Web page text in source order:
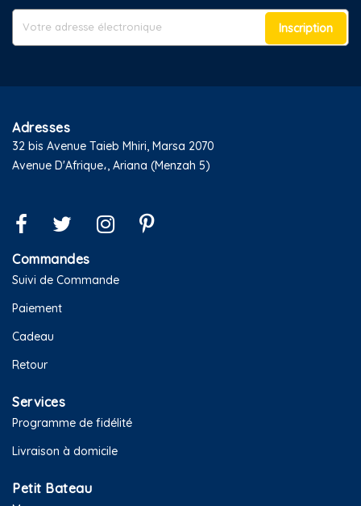
Inscription
Adresses
32 bis Avenue Taieb Mhiri, Marsa 2070
Avenue D'Afrique،, Ariana (Menzah 5)
Commandes
Suivi de Commande
Paiement
Cadeau
Retour
Services
Programme de fidélité
Livraison à domicile
Petit Bateau